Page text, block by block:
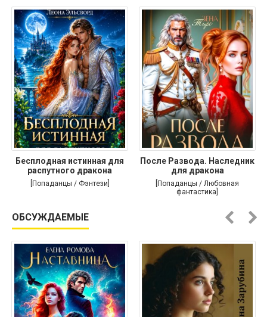
Бесплодная истинная для
распутного дракона
[Попаданцы / Фэнтези]
После Развода. Наследник
для дракона
[Попаданцы / Любовная
фантастика]
ОБСУЖДАЕМЫЕ